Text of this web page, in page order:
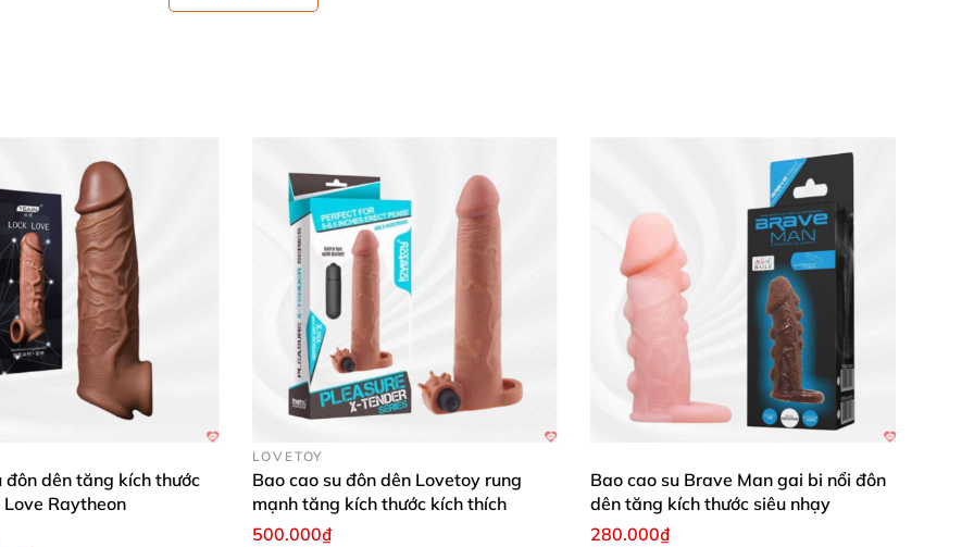
dụng mọi lúc mọi nơi.
để đảm bảo an toàn. Đeo bao vào khi dương vật đã cương cứng, sau đó thoa gel bôi trơn lên bề mặt
Sau khi sử dụng, vệ sinh sạch sẽ và lau khô để có thể tái sử dụng cho những lần sau. Thiết kế tiện
giây thăng hoa tiếp theo.
dùng rất êm và cảm giác thật sự khác biệt. Vợ tôi cũng rất hài lòng, lần nào cũng thăng hoa tuyệt
dài thời gian quan hệ hơn, rất tiện lợi và dễ vệ sinh để dùng nhiều lần.”
và an toàn, cảm giác kích thích đều hơn hẳn. Đây là sản phẩm nên thử cho bất kỳ ai muốn làm
đôn dên tăng kích thước
Love Raytheon
LOVETOY
Bao cao su đôn dên Lovetoy rung
mạnh tăng kích thước kích thích
500.000₫
Bao cao su Brave Man gai bi nổi đôn
dên tăng kích thước siêu nhạy
280.000₫